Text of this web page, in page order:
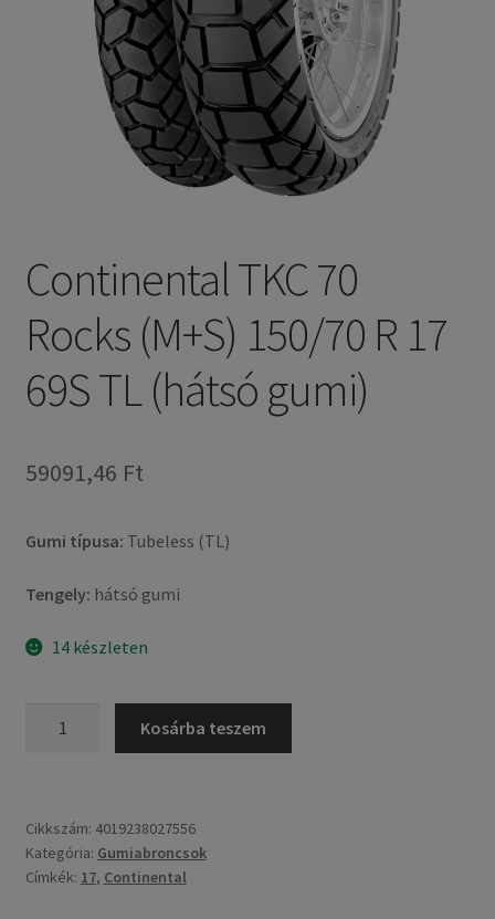
Continental TKC 70
Rocks (M+S) 150/70 R 17
69S TL (hátsó gumi)
59091,46 Ft
Gumi típusa: Tubeless (TL)
Tengely: hátsó gumi
14 készleten
(M+S)
150/70
R
Kosárba teszem
Cikkszám: 4019238027556
Kategória: Gumiabroncsok
Címkék: 17, Continental